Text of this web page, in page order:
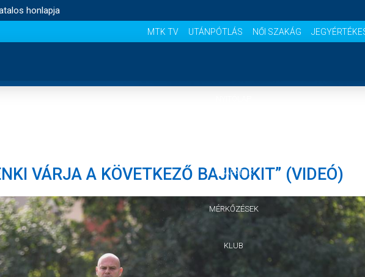
honlapja
MTK TV UTÁNPÓTLÁS NŐI SZAKÁG
CSAPATOK
MÉRKŐZÉSEK
KLUB
VÁRJA A KÖVETKEZŐ BAJNOKIT” (VIDEÓ)